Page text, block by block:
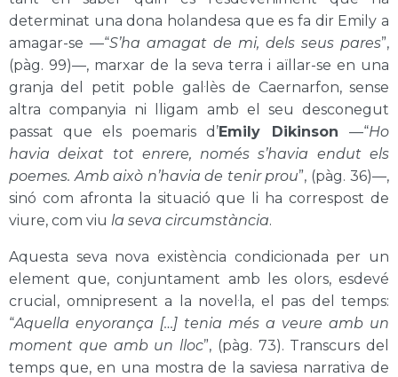
determinat una dona holandesa que es fa dir Emily a
amagar-se —“S’ha amagat de mi, dels seus pares”,
(pàg. 99)—, marxar de la seva terra i aïllar-se en una
granja del petit poble gal·lès de Caernarfon, sense
altra companyia ni lligam amb el seu desconegut
passat que els poemaris d’Emily Dikinson —“Ho
havia deixat tot enrere, només s’havia endut els
poemes. Amb això n’havia de tenir prou”, (pàg. 36)—,
sinó com afronta la situació que li ha correspost de
viure, com viu la seva circumstància.
Aquesta seva nova existència condicionada per un
element que, conjuntament amb les olors, esdevé
crucial, omnipresent a la novel·la, el pas del temps:
“Aquella enyorança […] tenia més a veure amb un
moment que amb un lloc”, (pàg. 73). Transcurs del
temps que, en una mostra de la saviesa narrativa de